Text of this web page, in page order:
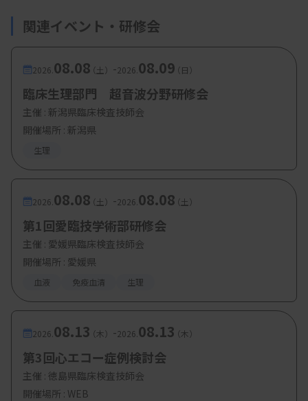
関連イベント・研修会
2026. 08.08（土） -2026. 08.09（日）
臨床生理部門 超音波分野研修会
主催 : 新潟県臨床検査技師会
開催場所 : 新潟県
生理
2026. 08.08（土） -2026. 08.08（土）
第1回愛臨技学術部研修会
主催 : 愛媛県臨床検査技師会
開催場所 : 愛媛県
血液 免疫血清 生理
2026. 08.13（木） -2026. 08.13（木）
第3回心エコー症例検討会
主催 : 徳島県臨床検査技師会
開催場所 : WEB